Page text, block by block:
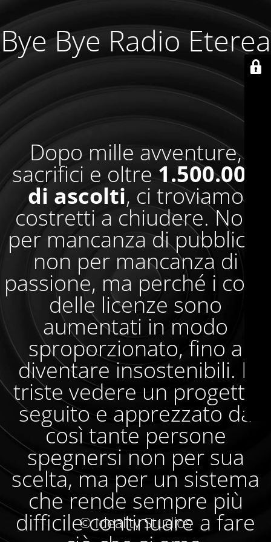
Bye Bye Radio Eterea
Dopo mille avventure,
sacrifici e oltre1.500.000
di ascolti, ci troviamo
costretti a chiudere. Non
per mancanza di pubblico,
non per mancanza di
passione, ma perché i costi
delle licenze sono
aumentati in modo
sproporzionato, fino a
diventare insostenibili. È
triste vedere un progetto
seguito e apprezzato da
così tante persone
spegnersi non per sua
scelta, ma per un sistema
che rende sempre più
difficile continuare a fare
© Ideality Studios